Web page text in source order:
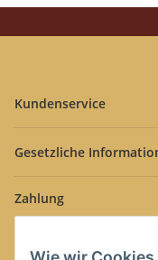
Spinel
Kundenservice
Gesetzliche
Zahlung